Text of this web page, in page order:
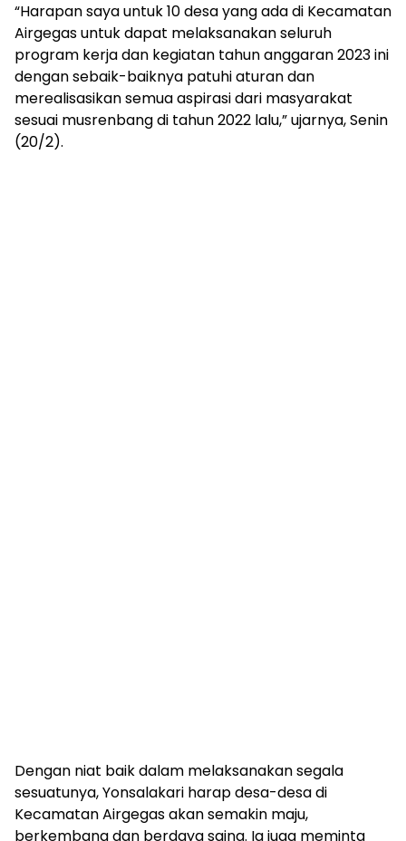
“Harapan saya untuk 10 desa yang ada di Kecamatan
Airgegas untuk dapat melaksanakan seluruh
program kerja dan kegiatan tahun anggaran 2023 ini
dengan sebaik-baiknya patuhi aturan dan
merealisasikan semua aspirasi dari masyarakat
sesuai musrenbang di tahun 2022 lalu,” ujarnya, Senin
(20/2).
Dengan niat baik dalam melaksanakan segala
sesuatunya, Yonsalakari harap desa-desa di
Kecamatan Airgegas akan semakin maju,
berkembang dan berdaya saing. Ia juga meminta